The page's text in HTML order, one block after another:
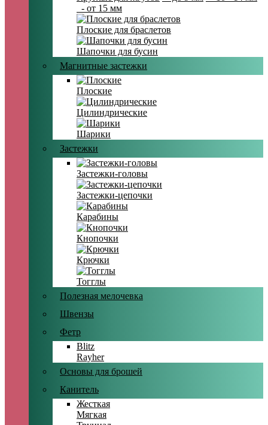
- от 15 мм
Плоские для браслетов
Шапочки для бусин
Магнитные застежки
Плоские
Цилиндрические
Шарики
Застежки
Застежки-головы
Застежки-цепочки
Карабины
Кнопочки
Крючки
Тогглы
Полезная мелочевка
Швензы
Фетр
Blitz
Rayher
Основы для брошей
Канитель
Жесткая
Мягкая